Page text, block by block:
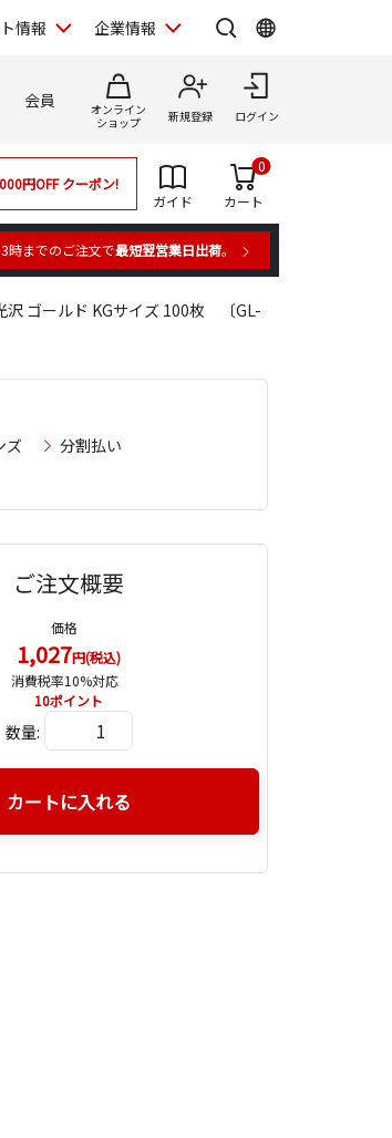
情報 企業情報
会員
オンライン
ショップ
新規登録 ログイン
円OFFクーポン!
ガイド
カート
0
時までのご注文で最短翌営業日出荷。
沢 ゴールド KGサイズ 100枚 〔GL-
ズ 分割払い
ご注文概要
価格
1,027円(税込)
消費税率10%対応
10ポイント
数量:
カートに入れる